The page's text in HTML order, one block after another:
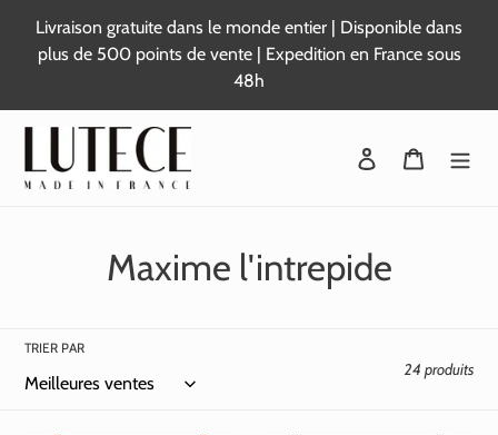
contenu
Livraison gratuite dans le monde entier | Disponible dans
plus de 500 points de vente | Expedition en France sous
48h
Se connecter
Panier
C
l
Maxime l'intrepide
TRIER PAR
24 produits